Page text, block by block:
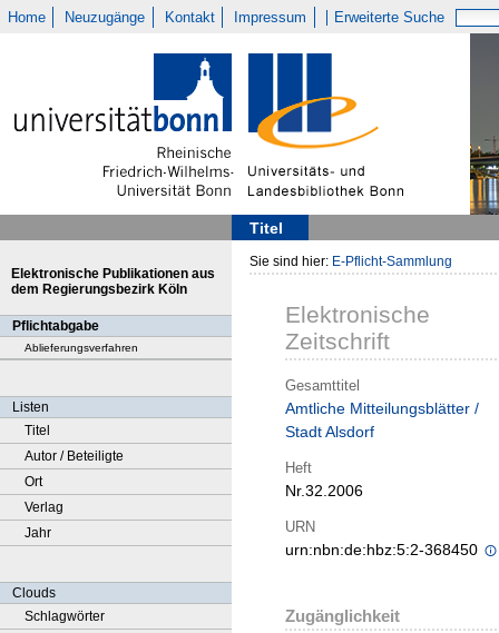
Home Neuzugänge Kontakt Impressum Erweiterte Suche
Titel
Elektronische Publikationen aus
dem Regierungsbezirk Köln
Pflichtabgabe
Ablieferungsverfahren
Listen
Titel
Autor / Beteiligte
Ort
Verlag
Jahr
Clouds
Schlagwörter
Sie sind hier: E-Pflicht-Sammlung
Elektronische
Zeitschrift
Gesamttitel
Amtliche Mitteilungsblätter /
Stadt Alsdorf
Heft
Nr.32.2006
URN
urn:nbn:de:hbz:5:2-368450
Zugänglichkeit